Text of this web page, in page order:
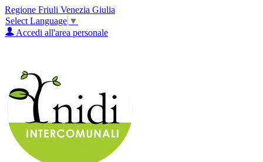
Regione Friuli Venezia Giulia
Select Language ▼
Accedi all'area personale